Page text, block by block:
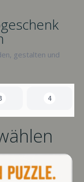
gestalten und
4